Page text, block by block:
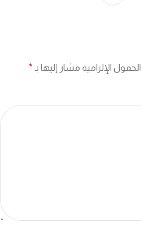
الحقول الإلزامية مشار إليها بـ *